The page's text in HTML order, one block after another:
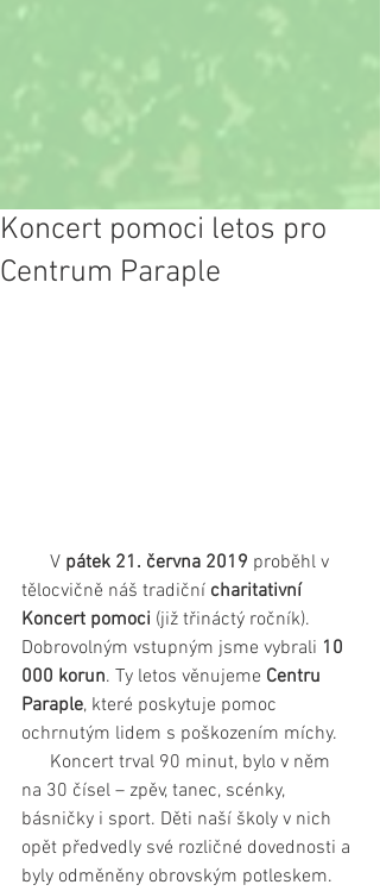
Koncert pomoci letos pro
Centrum Paraple
      V
pátek 21. června 2019 proběhl v
tělocvičně náš tradiční charitativní
Koncert pomoci (již třináctý ročník).
Dobrovolným vstupným jsme vybrali 10
000 korun. Ty letos věnujeme Centru
Paraple, které poskytuje pomoc
ochrnutým lidem s poškozením míchy.
na 30 čísel – zpěv, tanec, scénky,
básničky i sport. Děti naší školy v nich
opět předvedly své rozličné dovednosti a
byly odměněny obrovským potleskem.